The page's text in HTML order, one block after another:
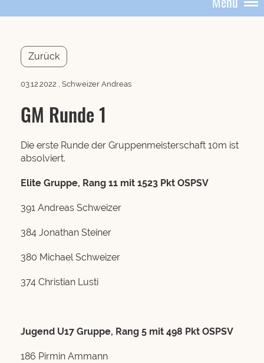
Zurück
03.12.2022 , Schweizer Andreas
GM Runde 1
Die erste Runde der Gruppenmeisterschaft 10m ist
absolviert.
Elite Gruppe, Rang 11 mit 1523 Pkt OSPSV
391 Andreas Schweizer
384 Jonathan Steiner
380 Michael Schweizer
374 Christian Lusti
Jugend U17 Gruppe, Rang 5 mit 498 Pkt OSPSV
186 Pirmin Ammann